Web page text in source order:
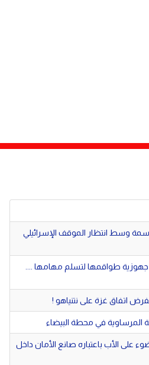
وسط انتظار الموقف الإسرائيلي
جهوزية طواقمها لتسلم مهامها ....
اتفاق غزة على نتنياهو !
المرساوية في محطة البيضاء
على الأب باعتباره صانع الأمان داخل